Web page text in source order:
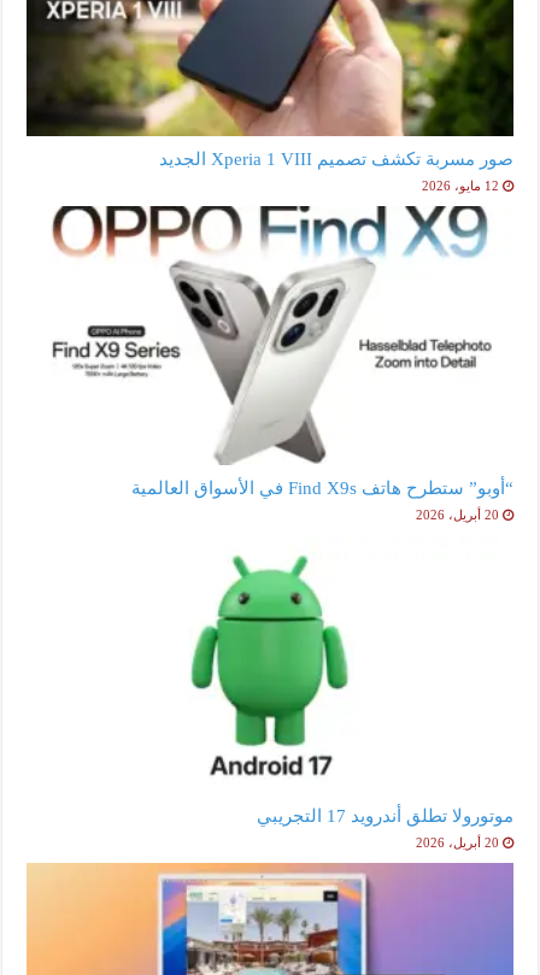
صور مسربة تكشف تصميم Xperia 1 VIII الجديد
12 مايو، 2026
“أوبو” ستطرح هاتف Find X9s في الأسواق العالمية
20 أبريل، 2026
موتورولا تطلق أندرويد 17 التجريبي
20 أبريل، 2026